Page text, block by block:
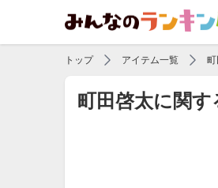
トップ アイテム一覧
町田啓太に関